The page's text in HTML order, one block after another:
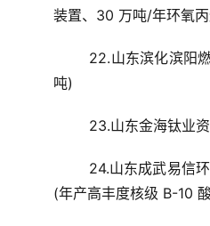
装置、30 万吨/年环氧
22.山东滨化滨阳
吨)
23.山东金海钛业
24.山东成武易信
(年产高丰度核级 B-10